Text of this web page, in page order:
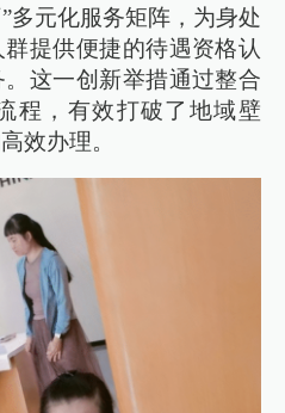
多元化服务矩阵，为身处
提供便捷的待遇资格认
这一创新举措通过整合
程，有效打破了地域壁
效办理。